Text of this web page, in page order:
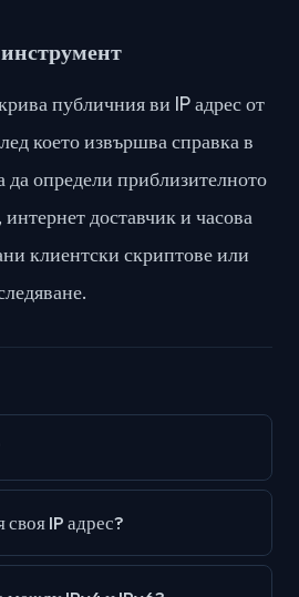
публичния ви IP адрес от
което извършва справка в
да определи приблизителното
доставчик и часова
клиентски скриптове или
своя IP адрес?